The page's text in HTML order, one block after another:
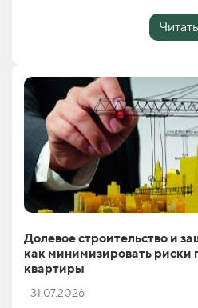
Читать
Долевое строительство и
как минимизировать риски
квартиры
31.07.2026